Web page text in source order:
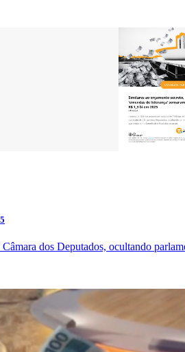
dos Deputados, ocultando